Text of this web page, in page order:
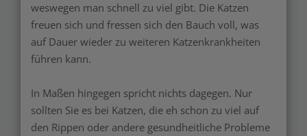
weswegen man schnell zu viel gibt. Die Katzen
freuen sich und fressen sich den Bauch voll, was
auf Dauer wieder zu weiteren Katzenkrankheiten
führen kann.
In Maßen hingegen spricht nichts dagegen. Nur
sollten Sie es bei Katzen, die eh schon zu viel auf
den Rippen oder andere gesundheitliche Probleme